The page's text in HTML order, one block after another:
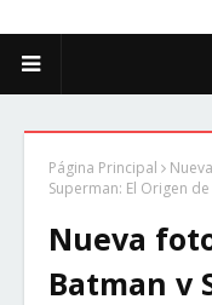
Página Principal
Superman: El Origen de
Nueva
Batman v